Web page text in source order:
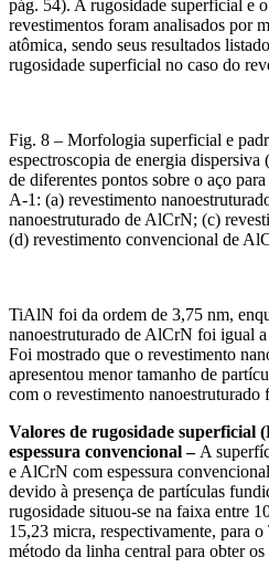
pág. 54). A rugosidade superficial e
revestimentos foram analisados por
atômica, sendo seus resultados
rugosidade superficial no caso do
Fig. 8 – Morfologia superficial e
espectroscopia de energia
de diferentes pontos sobre o aço
A-1: (a) revestimento
nanoestruturado de AlCrN; (c)
(d) revestimento convencional de
TiAlN foi da ordem de 3,75 nm,
nanoestruturado de AlCrN foi igual
Foi mostrado que o revestimento
apresentou menor tamanho de
com o revestimento
Valores de rugosidade superficial
espessura convencional – A
e AlCrN com espessura
devido à presença de partículas
rugosidade situou-se na faixa entre
15,23 micra, respectivamente, para
método da linha central para obter os